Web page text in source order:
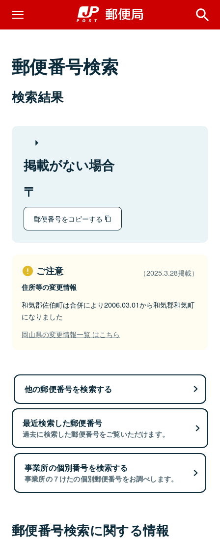
郵便番号検索
検索結果
掲載がない場合
郵便番号をコピーする
ご注意 （2025.3.28掲載）
住所等の変更情報
和気郡佐伯町は合併により2006.03.01から和気郡和気町
になりました
岡山県の変更情報一覧 はこちら
他の郵便番号を検索する
最近検索した郵便番号
過去に検索した郵便番号をご覧いただけます。
事業所の個別番号を検索する
事業所の７けたの個別郵便番号をお調べします。
郵便番号検索に関する情報